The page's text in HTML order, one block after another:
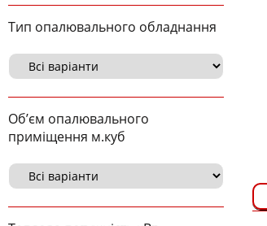
Тип опалювального обладнання
Об’єм опалювального
приміщення м.куб